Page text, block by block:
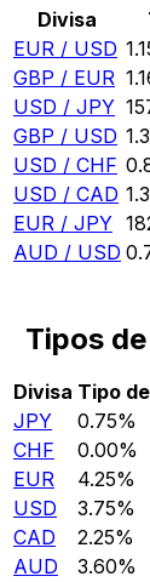
Divisa
EUR / USD
GBP / EUR
USD / JPY
GBP / USD
USD / CHF
USD / CAD
EUR / JPY
AUD / USD
Tipos
Divisa Tipo
JPY
0.75%
CHF
0.00%
EUR
4.25%
USD
3.75%
CAD
2.25%
AUD
3.60%